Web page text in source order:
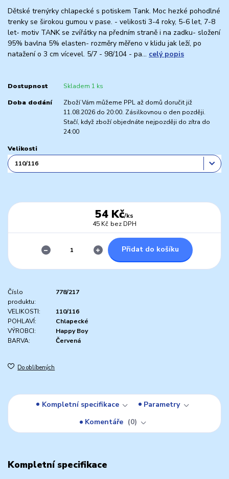
Dětské trenýrky chlapecké s potiskem Tank. Moc hezké pohodlné
trenky se širokou gumou v pase. - velikosti 3-4 roky, 5-6 let, 7-8
let- motiv TANK se zvířátky na předním straně i na zadku- složení
95% bavlna 5% elasten- rozměry měřeno v klidu jak leží, po
natažení o 3 cm vícevel. 5/7 - 98/104 - pa... celý popis
Dostupnost Skladem 1 ks
Doba dodání
Zboží Vám můžeme PPL až domů doručit již
11.08.2026 do 20:00. Zásilkovnou o den později.
Stačí, když zboží objednáte nejpozději do zítra do
24:00
Velikosti
54 Kč/ks
45 Kč bez DPH
Přidat do košíku
Číslo
produktu:
778/217
VELIKOSTI:
110/116
POHLAVÍ:
Chlapecké
VÝROBCI:
Happy Boy
BARVA:
Červená
Do oblíbených
Kompletní specifikace
Parametry
Komentáře
0
Kompletní specifikace